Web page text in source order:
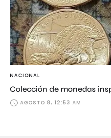
NACIONAL
Colección de monedas
AGOSTO 8, 12:53 AM